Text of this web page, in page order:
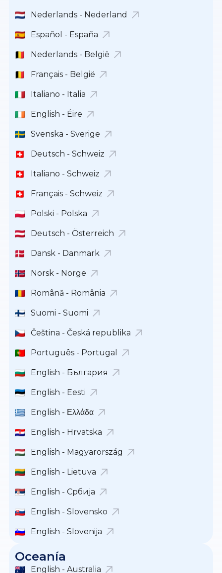
Nederlands - Nederland
Español - España
Nederlands - België
Français - België
Italiano - Italia
English - Éire
Svenska - Sverige
Deutsch - Schweiz
Italiano - Schweiz
Français - Schweiz
Polski - Polska
Deutsch - Österreich
Dansk - Danmark
Norsk - Norge
Română - România
Suomi - Suomi
Čeština - Česká republika
Português - Portugal
English - България
English - Eesti
English - Ελλάδα
English - Hrvatska
English - Magyarország
English - Lietuva
English - Србија
English - Slovensko
English - Slovenija
Oceanía
English - Australia